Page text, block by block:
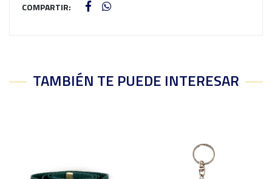
COMPARTIR:
TAMBIÉN TE PUEDE INTERESAR